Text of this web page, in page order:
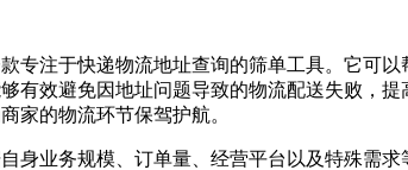
注于快递物流地址查询的筛单工具。它可以
有效避免因地址问题导致的物流配送失败，
家的物流环节保驾护航。
业务规模、订单量、经营平台以及特殊需